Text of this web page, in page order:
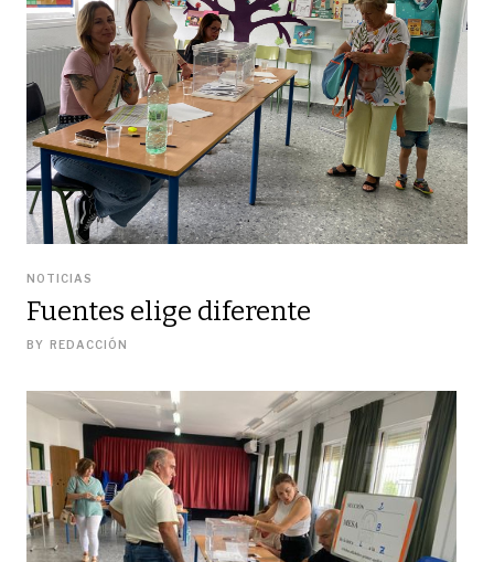
NOTICIAS
Fuentes elige diferente
BY REDACCIÓN